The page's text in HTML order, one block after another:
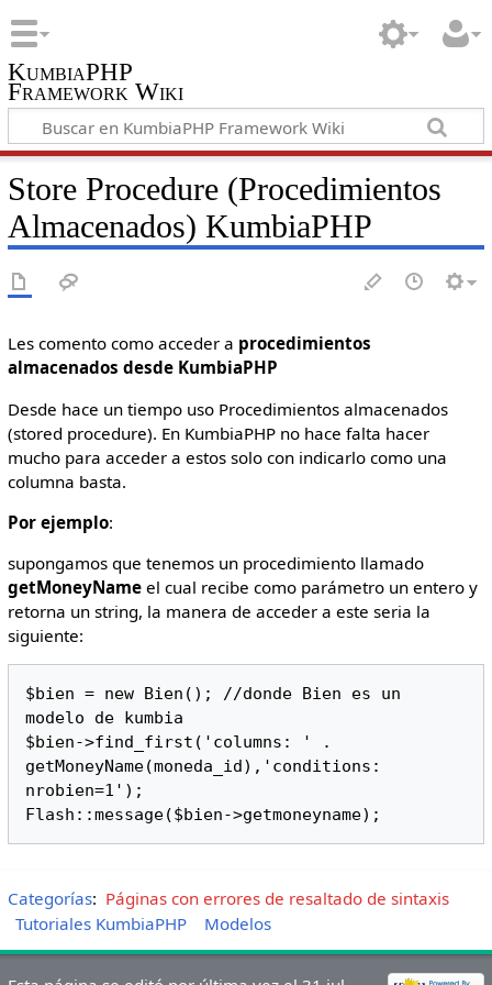
KumbiaPHP
Framework Wiki
Store Procedure (Procedimientos
Almacenados) KumbiaPHP
Les comento como acceder a procedimientos
almacenados desde KumbiaPHP
Desde hace un tiempo uso Procedimientos almacenados
(stored procedure). En KumbiaPHP no hace falta hacer
mucho para acceder a estos solo con indicarlo como una
columna basta.
Por ejemplo:
supongamos que tenemos un procedimiento llamado
getMoneyNameel cual recibe como parámetro un entero y
retorna un string, la manera de acceder a este seria la
siguiente:
$bien = new Bien(); //donde Bien es un
modelo de kumbia
$bien->find_first('columns: ' .
getMoneyName(moneda_id),'conditions:
nrobien=1');
Flash::message($bien->getmoneyname);
Categorías: Páginas con errores de resaltado de sintaxis
Tutoriales KumbiaPHP
Modelos